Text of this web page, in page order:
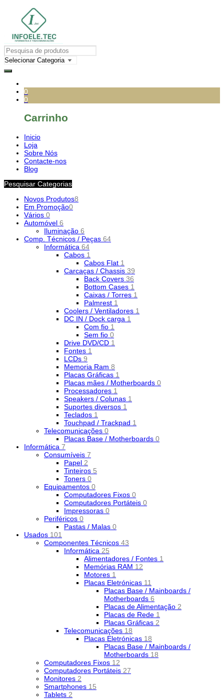
0
0
Carrinho
Inicio
Loja
Sobre Nós
Contacte-nos
Blog
Pesquisar Categorias
Novos Produtos8
Em Promoção0
Vários 0
Automóvel 6
Iluminação 6
Comp. Técnicos / Peças 64
Informática 64
Cabos 1
Cabos Flat 1
Carcaças / Chassis 39
Back Covers 36
Bottom Cases 1
Caixas / Torres 1
Palmrest 1
Coolers / Ventiladores 1
DC IN / Dock carga 1
Com fio 1
Sem fio 0
Drive DVD/CD 1
Fontes 1
LCDs 9
Memoria Ram 8
Placas Gráficas 1
Placas mães / Motherboards 0
Processadores 1
Speakers / Colunas 1
Suportes diversos 1
Teclados 1
Touchpad / Trackpad 1
Telecomunicações 0
Placas Base / Motherboards 0
Informática 7
Consumíveis 7
Papel 2
Tinteiros 5
Toners 0
Equipamentos 0
Computadores Fixos 0
Computadores Portáteis 0
Impressoras 0
Periféricos 0
Pastas / Malas 0
Usados 101
Componentes Técnicos 43
Informática 25
Alimentadores / Fontes 1
Memórias RAM 12
Motores 1
Placas Eletrónicas 11
Placas Base / Mainboards /
Motherboards 6
Placas de Alimentação 2
Placas de Rede 1
Placas Gráficas 2
Telecomunicações 18
Placas Eletrónicas 18
Placas Base / Mainboards /
Motherboards 18
Computadores Fixos 12
Computadores Portáteis 27
Monitores 2
Smartphones 15
Tablets 2